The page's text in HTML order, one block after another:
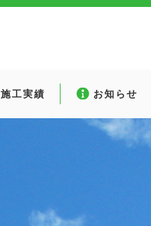
施工実績 お知らせ